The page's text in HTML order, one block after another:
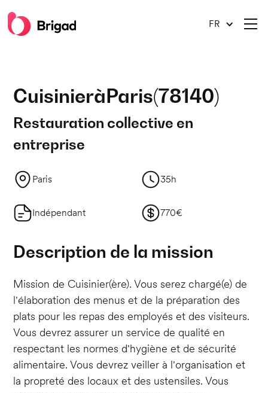
FR
CuisinieràParis(78140)
Restauration collective en
entreprise
Paris 35h
Indépendant 770€
Description de la mission
Mission de Cuisinier(ère). Vous serez chargé(e) de
l'élaboration des menus et de la préparation des
plats pour les repas des employés et des visiteurs.
Vous devrez assurer un service de qualité en
respectant les normes d'hygiène et de sécurité
alimentaire. Vous devrez veiller à l'organisation et
la propreté des locaux et des ustensiles. Vous